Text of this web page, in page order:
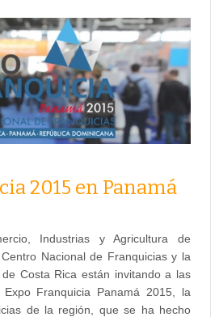
2015 en Panamá
Industrias y Agricultura de
Nacional de Franquicias y la
Costa Rica están invitando a las
Franquicia Panamá 2015, la
de la región, que se ha hecho